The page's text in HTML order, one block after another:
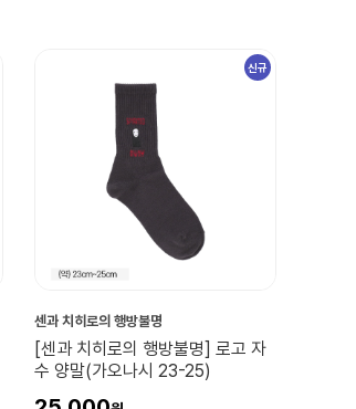
센과 치히로의 행방불명
[센과 치히로의 행방불명] 로고 자
수 양말(가오나시 23-25)
신규